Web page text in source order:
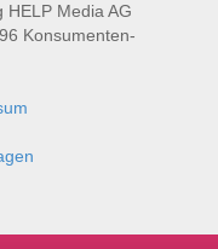
HELP Media AG
Konsumenten­